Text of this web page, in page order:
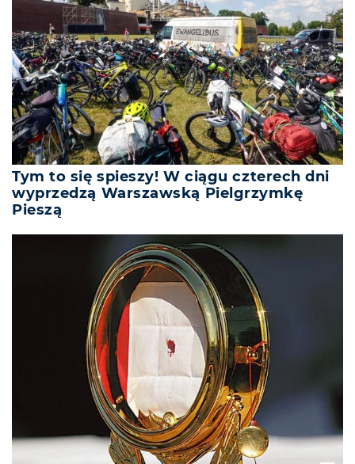
Tym to się spieszy! W ciągu czterech dni
wyprzedzą Warszawską Pielgrzymkę
Pieszą